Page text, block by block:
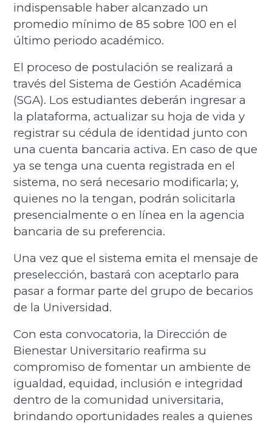
indispensable haber alcanzado un
promedio mínimo de 85 sobre 100 en el
último periodo académico.
El proceso de postulación se realizará a
través del Sistema de Gestión Académica
(SGA). Los estudiantes deberán ingresar a
la plataforma, actualizar su hoja de vida y
registrar su cédula de identidad junto con
una cuenta bancaria activa. En caso de que
ya se tenga una cuenta registrada en el
sistema, no será necesario modificarla; y,
quienes no la tengan, podrán solicitarla
presencialmente o en línea en la agencia
bancaria de su preferencia.
Una vez que el sistema emita el mensaje de
preselección, bastará con aceptarlo para
pasar a formar parte del grupo de becarios
de la Universidad.
Con esta convocatoria, la Dirección de
Bienestar Universitario reafirma su
compromiso de fomentar un ambiente de
igualdad, equidad, inclusión e integridad
dentro de la comunidad universitaria,
brindando oportunidades reales a quienes